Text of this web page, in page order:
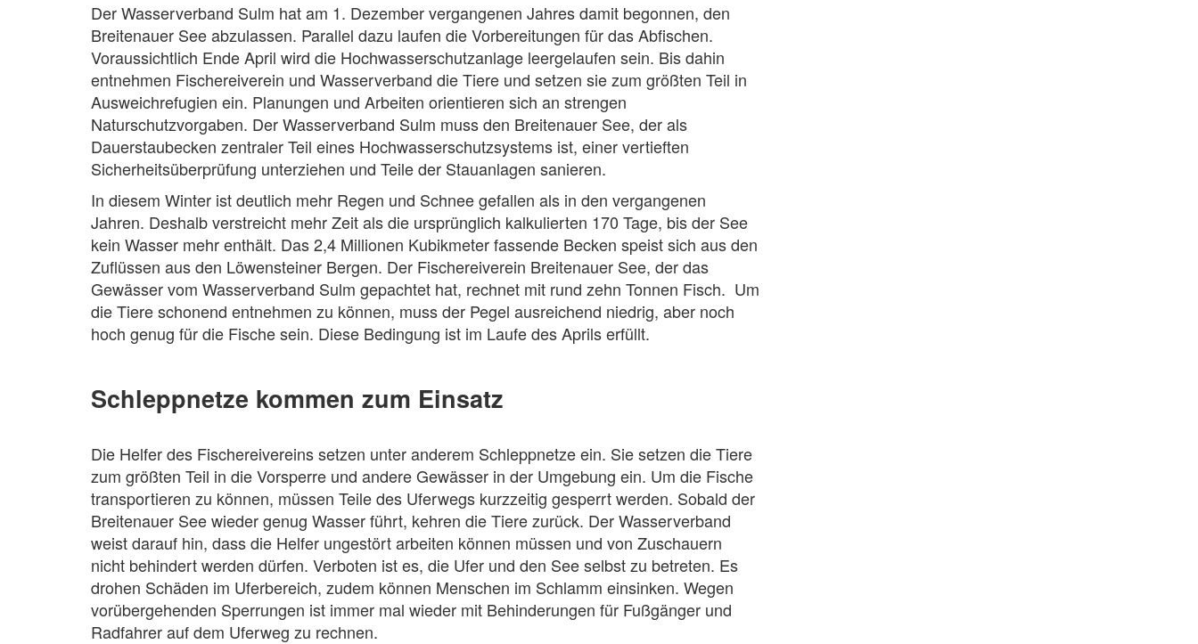
Der Wasserverband Sulm hat am 1. Dezember vergangenen Jahres damit begonnen, den
Breitenauer See abzulassen. Parallel dazu laufen die Vorbereitungen für das Abfischen.
Voraussichtlich Ende April wird die Hochwasserschutzanlage leergelaufen sein. Bis dahin
entnehmen Fischereiverein und Wasserverband die Tiere und setzen sie zum größten Teil in
Ausweichrefugien ein. Planungen und Arbeiten orientieren sich an strengen
Naturschutzvorgaben. Der Wasserverband Sulm muss den Breitenauer See, der als
Dauerstaubecken zentraler Teil eines Hochwasserschutzsystems ist, einer vertieften
Sicherheitsüberprüfung unterziehen und Teile der Stauanlagen sanieren.
In diesem Winter ist deutlich mehr Regen und Schnee gefallen als in den vergangenen
Jahren. Deshalb verstreicht mehr Zeit als die ursprünglich kalkulierten 170 Tage, bis der See
kein Wasser mehr enthält. Das 2,4 Millionen Kubikmeter fassende Becken speist sich aus den
Zuflüssen aus den Löwensteiner Bergen. Der Fischereiverein Breitenauer See, der das
Gewässer vom Wasserverband Sulm gepachtet hat, rechnet mit rund zehn Tonnen Fisch. Um
die Tiere schonend entnehmen zu können, muss der Pegel ausreichend niedrig, aber noch
hoch genug für die Fische sein. Diese Bedingung ist im Laufe des Aprils erfüllt.
Schleppnetze kommen zum Einsatz
Die Helfer des Fischereivereins setzen unter anderem Schleppnetze ein. Sie setzen die Tiere
zum größten Teil in die Vorsperre und andere Gewässer in der Umgebung ein. Um die Fische
transportieren zu können, müssen Teile des Uferwegs kurzzeitig gesperrt werden. Sobald der
Breitenauer See wieder genug Wasser führt, kehren die Tiere zurück. Der Wasserverband
weist darauf hin, dass die Helfer ungestört arbeiten können müssen und von Zuschauern
nicht behindert werden dürfen. Verboten ist es, die Ufer und den See selbst zu betreten. Es
drohen Schäden im Uferbereich, zudem können Menschen im Schlamm einsinken. Wegen
vorübergehenden Sperrungen ist immer mal wieder mit Behinderungen für Fußgänger und
Radfahrer auf dem Uferweg zu rechnen.